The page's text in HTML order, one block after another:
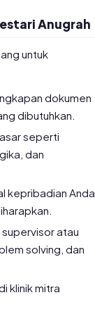
Anugrah
untuk
dokumen
dibutuhkan.
seperti
dan
kepribadian Anda,
atau
solving, dan
klinik mitra